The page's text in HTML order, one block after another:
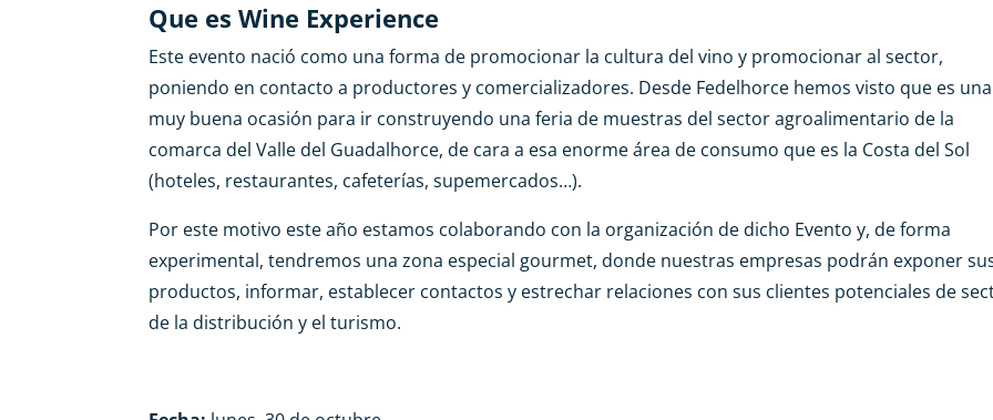
Que es Wine Experience
Este evento nació como una forma de promocionar la cultura del vino y promocionar al sector,
poniendo en contacto a productores y comercializadores. Desde Fedelhorce hemos visto que es una
muy buena ocasión para ir construyendo una feria de muestras del sector agroalimentario de la
comarca del Valle del Guadalhorce, de cara a esa enorme área de consumo que es la Costa del Sol
(hoteles, restaurantes, cafeterías, supemercados…).
Por este motivo este año estamos colaborando con la organización de dicho Evento y, de forma
experimental, tendremos una zona especial gourmet, donde nuestras empresas podrán exponer
productos, informar, establecer contactos y estrechar relaciones con sus clientes potenciales de
de la distribución y el turismo.